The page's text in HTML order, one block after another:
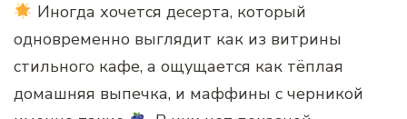
Иногда хочется десерта, который
одновременно выглядит как из витрины
стильного кафе, а ощущается как тёплая
домашняя выпечка, и маффины с черникой